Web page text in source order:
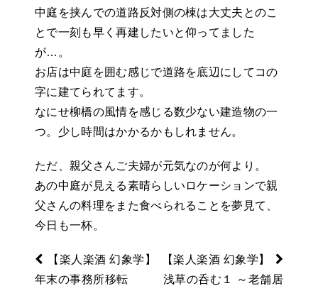
中庭を挟んでの道路反対側の棟は大丈夫とのこ
とで一刻も早く再建したいと仰ってました
が…。
お店は中庭を囲む感じで道路を底辺にしてコの
字に建てられてます。
なにせ柳橋の風情を感じる数少ない建造物の一
つ。少し時間はかかるかもしれません。
ただ、親父さんご夫婦が元気なのが何より。
あの中庭が見える素晴らしいロケーションで親
父さんの料理をまた食べられることを夢見て、
今日も一杯。
【楽人楽酒 幻象学】
年末の事務所移転
【楽人楽酒 幻象学】
浅草の呑む１ ～老舗居